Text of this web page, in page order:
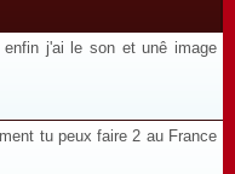
j'ai le son et unê image
tu peux faire 2 au France